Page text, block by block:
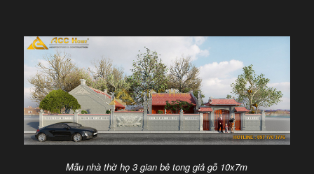
Mẫu nhà thờ họ 3 gian bê tong giả gỗ 10x7m